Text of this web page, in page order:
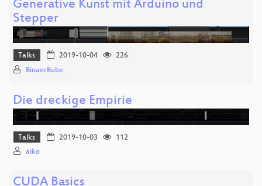
Generative Kunst mit Arduino und
Stepper
Talks 2019-10-04
226
BinaerBube
Die dreckige Empirie
Talks 2019-10-03
112
aiko
CUDA Basics